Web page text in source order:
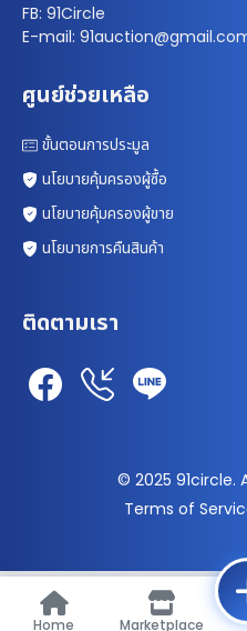
Home Marketplace
FB: 91Circle
E-mail:
ศูนย์ช่วยเหลือ
ขั้นตอนการประมูล
นโยบายคุ้มครองผู้ซื้อ
นโยบายคุ้มครองผู้ขาย
นโยบายการคืนสินค้า
ติดตามเรา
© 2025 91circle.
Terms of